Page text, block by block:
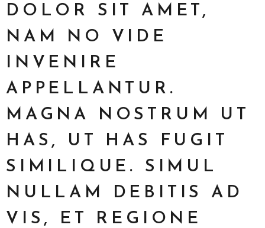
DOLOR SIT AMET,
NAM NO VIDE
INVENIRE
APPELLANTUR.
MAGNA NOSTRUM UT
HAS, UT HAS FUGIT
SIMILIQUE. SIMUL
NULLAM DEBITIS AD
VIS, ET REGIONE